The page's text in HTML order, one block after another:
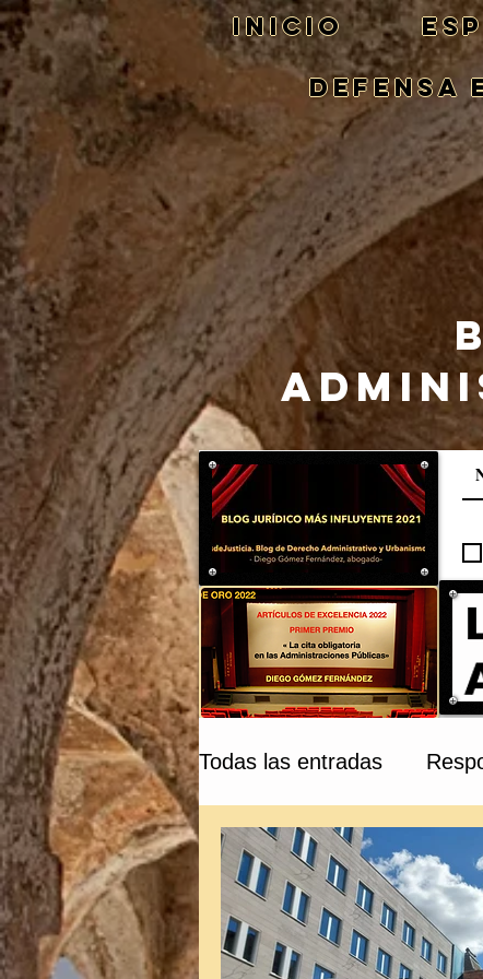
Inicio
DEFENSA
Todas las entradas
Compraventa y
Patrimonio Cultural